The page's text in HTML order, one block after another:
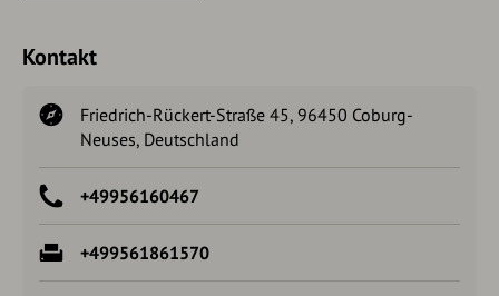
Kontakt
Friedrich-Rückert-Straße 45, 96450 Coburg-
Neuses, Deutschland
+49956160467
+499561861570